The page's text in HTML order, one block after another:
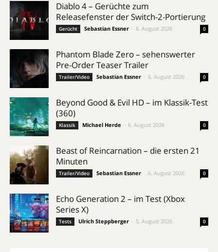
Diablo 4 – Gerüchte zum
Releasefenster der Switch-2-Portierung
Gerücht Sebastian Essner 6. August 2026 0
Phantom Blade Zero – sehenswerter
Pre-Order Teaser Trailer
Trailer/Video Sebastian Essner 6. August 2026 0
Beyond Good & Evil HD – im Klassik-Test
(360)
Klassik Michael Herde 6. August 2026 0
Beast of Reincarnation – die ersten 21
Minuten
Trailer/Video Sebastian Essner 6. August 2026 0
Echo Generation 2 – im Test (Xbox
Series X)
Tests Ulrich Steppberger 5. August 2026 0